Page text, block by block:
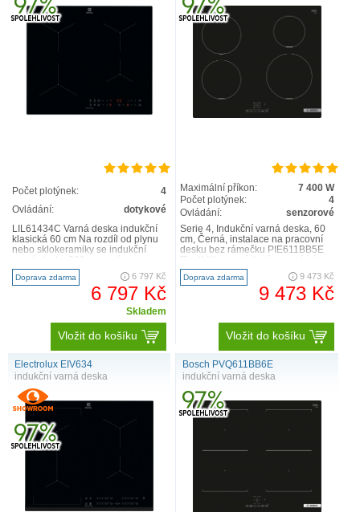
Počet plotýnek:
4
Ovládání:
dotykové
LIL61434C Varná deska indukční
klasická 60 cm Na rozdíl od plynu
nebo sklokeramiky se indukční
rozehřívat. Varné zóny dosáh..
Doprava zdarma 6 797 Kč
6 797 Kč
Skladem
Vložit do košíku
Maximální příkon:
7 400 W
Počet plotýnek:
4
Ovládání:
senzorové
Serie 4, Indukční varná deska, 60
cm, Černá, instalace na pracovní
desku bez rámečku PIE611BB5E
přední levá..
Doprava zdarma 9 473 Kč
9 473 Kč
Vložit do košíku
Electrolux EIV634
indukční varná deska
Bosch PVQ611BB6E
indukční varná deska